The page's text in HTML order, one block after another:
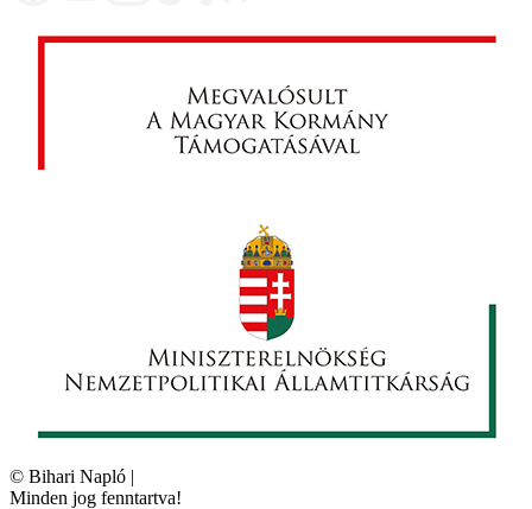
© Bihari Napló |
Minden jog fenntartva!